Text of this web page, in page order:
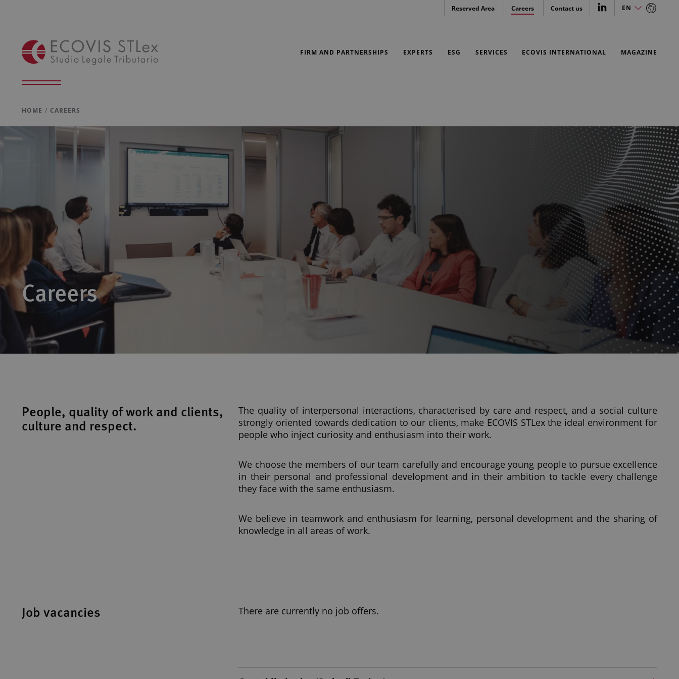
Reserved Area Careers Contact us EN
FIRM AND PARTNERSHIPS
EXPERTS ESG SERVICES ECOVIS INTERNATIONAL MAGAZINE
HOME CAREERS
Careers
People, quality of work and clients,
culture and respect.
The quality of interpersonal interactions, characterised by care and respect, and a social culture
strongly oriented towards dedication to our clients, make ECOVIS STLex the ideal environment for
people who inject curiosity and enthusiasm into their work.
We choose the members of our team carefully and encourage young people to pursue excellence
in their personal and professional development and in their ambition to tackle every challenge
they face with the same enthusiasm.
We believe in teamwork and enthusiasm for learning, personal development and the sharing of
knowledge in all areas of work.
Job vacancies There are currently no job offers.